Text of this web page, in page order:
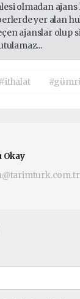
olmadan ajans
yer alan
ajanslar olup
#ithalat
Okay